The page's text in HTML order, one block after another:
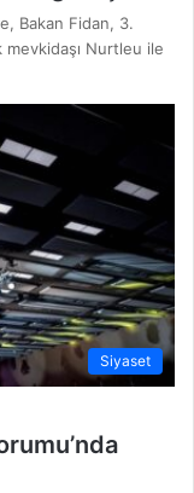
Bakan Fidan, 3.
Nurtleu ile
Siyaset